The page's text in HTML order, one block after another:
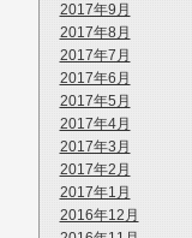
2017年9月
2017年8月
2017年7月
2017年6月
2017年5月
2017年4月
2017年3月
2017年2月
2017年1月
2016年12月